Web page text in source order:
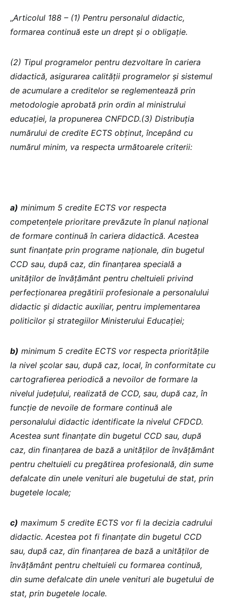
„Articolul 188 – (1) Pentru personalul didactic,
formarea continuă este un drept și o obligație.
(2) Tipul programelor pentru dezvoltare în cariera
didactică, asigurarea calității programelor și sistemul
de acumulare a creditelor se reglementează prin
metodologie aprobată prin ordin al ministrului
educației, la propunerea CNFDCD.(3) Distribuția
numărului de credite ECTS obținut, începând cu
numărul minim, va respecta următoarele criterii:
a) minimum 5 credite ECTS vor respecta
competențele prioritare prevăzute în planul național
de formare continuă în cariera didactică. Acestea
sunt finanțate prin programe naționale, din bugetul
CCD sau, după caz, din finanțarea specială a
unităților de învățământ pentru cheltuieli privind
perfecționarea pregătirii profesionale a personalului
didactic și didactic auxiliar, pentru implementarea
politicilor și strategiilor Ministerului Educației;
b) minimum 5 credite ECTS vor respecta prioritățile
la nivel școlar sau, după caz, local, în conformitate cu
cartografierea periodică a nevoilor de formare la
nivelul județului, realizată de CCD, sau, după caz, în
funcție de nevoile de formare continuă ale
personalului didactic identificate la nivelul CFDCD.
Acestea sunt finanțate din bugetul CCD sau, după
caz, din finanțarea de bază a unităților de învățământ
pentru cheltuieli cu pregătirea profesională, din sume
defalcate din unele venituri ale bugetului de stat, prin
bugetele locale;
c) maximum 5 credite ECTS vor fi la decizia cadrului
didactic. Acestea pot fi finanțate din bugetul CCD
sau, după caz, din finanțarea de bază a unităților de
învățământ pentru cheltuieli cu formarea continuă,
din sume defalcate din unele venituri ale bugetului de
stat, prin bugetele locale.